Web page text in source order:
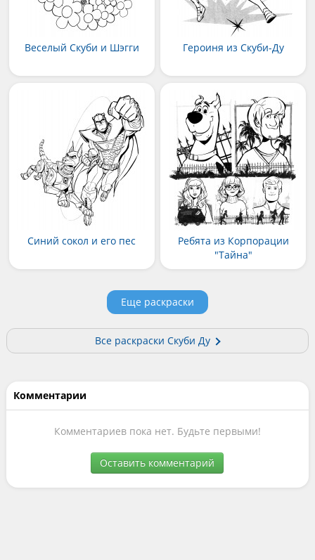
Веселый Скуби и Шэгги Героиня из Скуби-Ду
Синий сокол и его пес
Ребята из Корпорации
"Тайна"
Еще раскраски
Все раскраски Скуби Ду
Комментарии
Комментариев пока нет. Будьте первыми!
Оставить комментарий